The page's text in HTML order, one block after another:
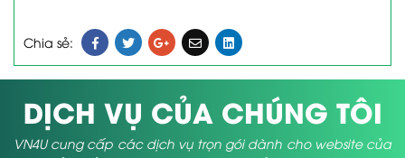
Chia sẻ:
DỊCH VỤ CỦA CHÚNG TÔI
VN4U cung cấp các dịch vụ trọn gói dành cho website của